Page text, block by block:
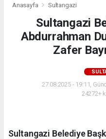
Anasayfa Sultangazi
Sultangazi
Abdurrahman
Zafer
27.08.2025 - 19:11,
24272+
Sultangazi Belediye